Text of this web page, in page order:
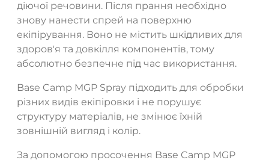
діючої речовини. Після прання необхідно
знову нанести спрей на поверхню
екіпірування. Воно не містить шкідливих для
здоров'я та довкілля компонентів, тому
абсолютно безпечне під час використання.
Base Camp MGP Spray підходить для обробки
різних видів екіпіровки і не порушує
структуру матеріалів, не змінює їхній
зовнішній вигляд і колір.
За допомогою просочення Base Camp MGP